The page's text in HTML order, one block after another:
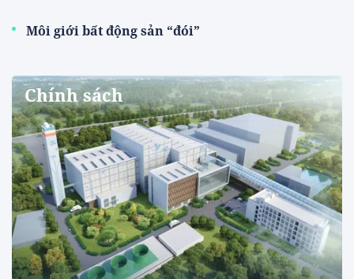
Môi giới bất động sản “đói”
Chính sách